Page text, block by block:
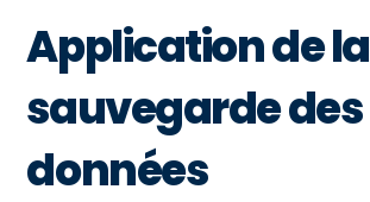
Application de la
sauvegarde des
données